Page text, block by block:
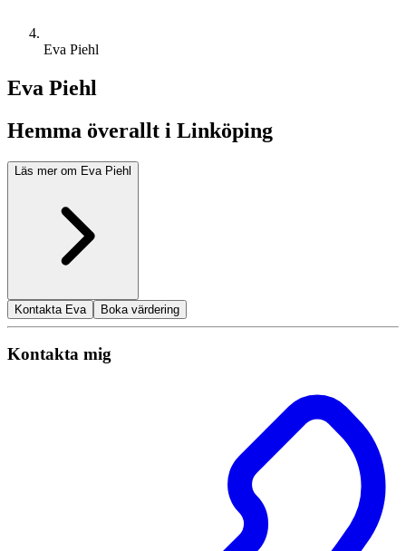
Eva Piehl
Eva Piehl
Hemma överallt i Linköping
Läs mer om Eva Piehl
Kontakta Eva Boka värdering
Kontakta mig